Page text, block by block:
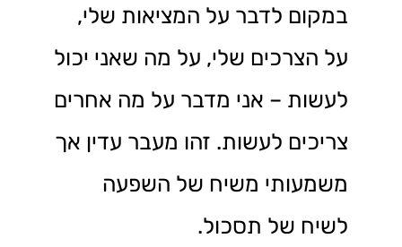
במקום לדבר על המציאות שלי,
על הצרכים שלי, על מה שאני יכול
לעשות – אני מדבר על מה אחרים
צריכים לעשות. זהו מעבר עדין אך
משמעותי משיח של השפעה
לשיח של תסכול.